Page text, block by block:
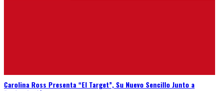
Carolina Ross Presenta “El Target”, Su Nuevo Sencillo Junto a